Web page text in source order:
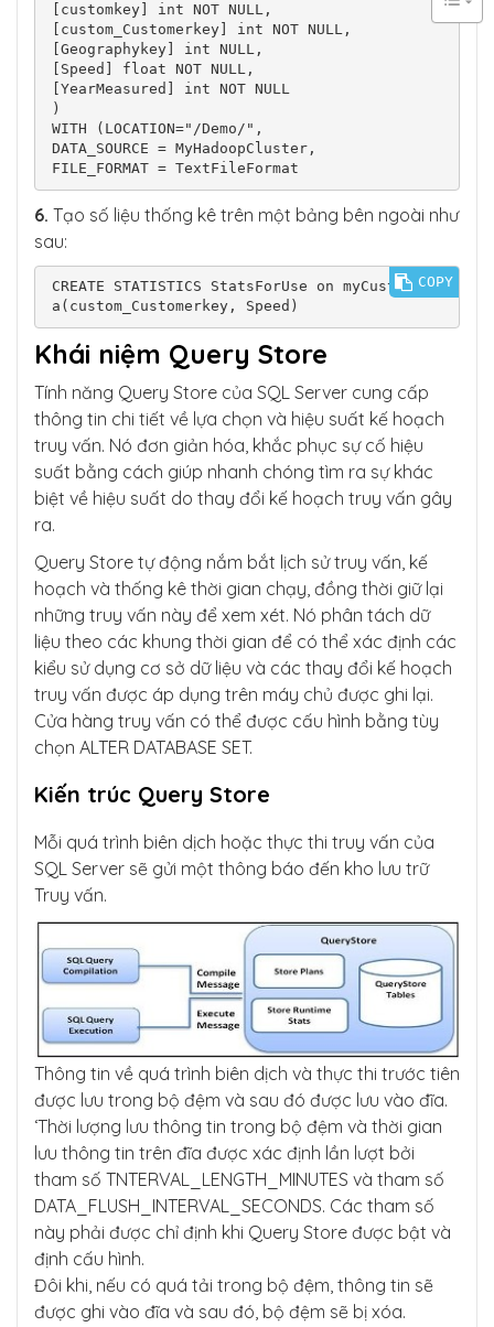
[customkey] int NOT NULL,
[custom_Customerkey] int NOT NULL,
[Geographykey] int NULL,
[Speed] float NOT NULL,
[YearMeasured] int NOT NULL
)
WITH (LOCATION="/Demo/",
DATA_SOURCE = MyHadoopCluster,
FILE_FORMAT = TextFileFormat
6. Tạo số liệu thống kê trên một bảng bên ngoài như
sau:
CREATE STATISTICS StatsForUse on myCustomDat
a(custom_Customerkey, Speed)
COPY
Khái niệm Query Store
Tính năng Query Store của SQL Server cung cấp
thông tin chi tiết về lựa chọn và hiệu suất kế hoạch
truy vấn. Nó đơn giản hóa, khắc phục sự cố hiệu
suất bằng cách giúp nhanh chóng tìm ra sự khác
biệt về hiệu suất do thay đổi kế hoạch truy vấn gây
ra.
Query Store tự động nắm bắt lịch sử truy vấn, kế
hoạch và thống kê thời gian chạy, đồng thời giữ lại
những truy vấn này để xem xét. Nó phân tách dữ
liệu theo các khung thời gian để có thể xác định các
kiểu sử dụng cơ sở dữ liệu và các thay đổi kế hoạch
truy vấn được áp dụng trên máy chủ được ghi lại.
Cửa hàng truy vấn có thể được cấu hình bằng tùy
chọn ALTER DATABASE SET.
Kiến trúc Query Store
Mỗi quá trình biên dịch hoặc thực thi truy vấn của
SQL Server sẽ gửi một thông báo đến kho lưu trữ
Truy vấn.
Thông tin về quá trình biên dịch và thực thi trước tiên
được lưu trong bộ đệm và sau đó được lưu vào đĩa.
‘Thời lượng lưu thông tin trong bộ đệm và thời gian
lưu thông tin trên đĩa được xác định lần lượt bởi
tham số TNTERVAL_LENGTH_MINUTES và tham số
DATA_FLUSH_INTERVAL_SECONDS. Các tham số
này phải được chỉ định khi Query Store được bật và
định cấu hình.
Đôi khi, nếu có quá tải trong bộ đệm, thông tin sẽ
được ghi vào đĩa và sau đó, bộ đệm sẽ bị xóa.